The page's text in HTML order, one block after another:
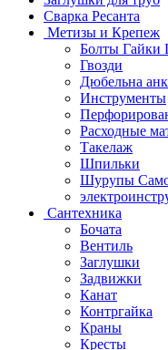
Сварка Ресанта
Метизы и Крепеж
Болты
Гвозди
Дюбельна
Инструменты
Расходные
Такелаж
Шпильки
Шурупы
Сантехника
Бочата
Вентиль
Заглушки
Задвижки
Канат
Контргайка
Краны
Кресты